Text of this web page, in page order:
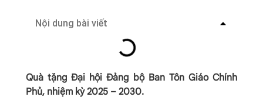
Quà tặng Đại hội Đảng bộ Ban Tôn Giáo Chính
Phủ, nhiệm kỳ 2025 – 2030.
Nội dung bài viết